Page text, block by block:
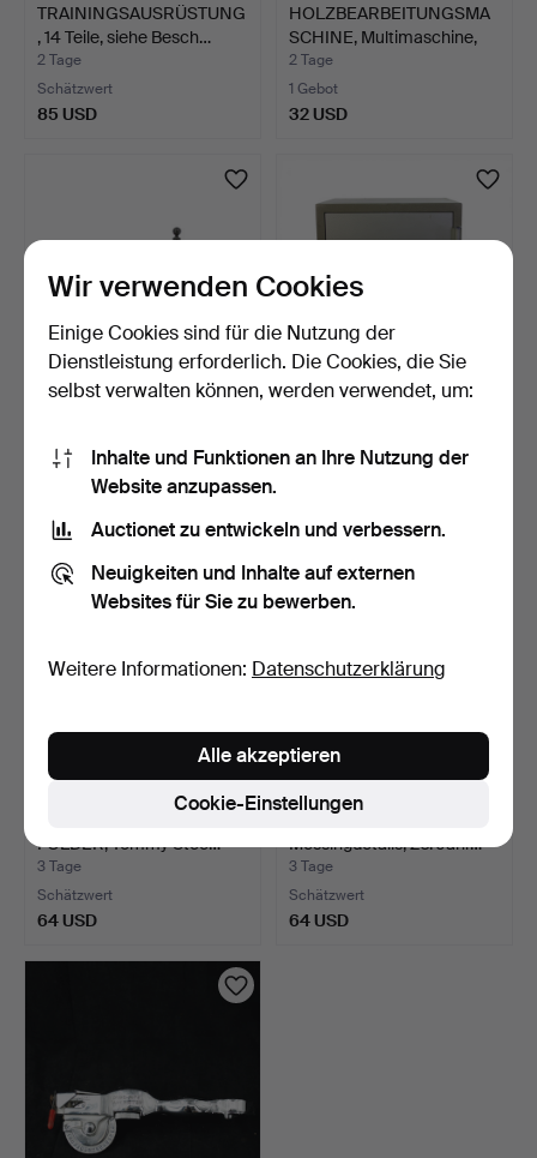
TRAININGSAUSRÜSTUNG
, 14 Teile, siehe Besch…
2 Tage
Schätzwert
85 USD
HOLZBEARBEITUNGSMA
SCHINE, Multimaschine,
L…
2 Tage
1 Gebot
32 USD
TINTENFÄSSER…
2 Tage
Schätzwert
64 USD
2 Tage
85 USD
FOLDER, Tommy Stee…
3 Tage
Schätzwert
64 USD
KASTEN, Laubholz,
Messingdetails, 20. Jahr…
3 Tage
Schätzwert
64 USD
Wir verwenden Cookies
Einige Cookies sind für die Nutzung der
Dienstleistung erforderlich. Die Cookies, die Sie
selbst verwalten können, werden verwendet, um:
Inhalte und Funktionen an Ihre Nutzung der
Website anzupassen.
Auctionet zu entwickeln und verbessern.
Neuigkeiten und Inhalte auf externen
Websites für Sie zu bewerben.
Weitere Informationen: Datenschutzerklärung
Cookie-Einstellungen
Alle akzeptieren